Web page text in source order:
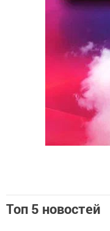
Топ 5 новостей